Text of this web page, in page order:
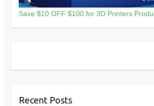
Save $10 OFF $100 for 3D Printers
Recent Posts